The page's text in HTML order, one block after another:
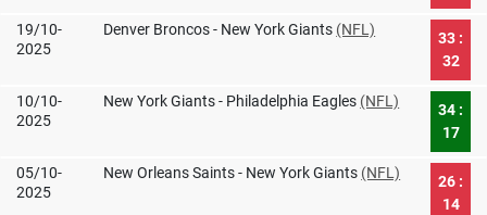
19/10-
2025
Denver Broncos - New York Giants (NFL)
33 :
32
10/10-
2025
New York Giants - Philadelphia Eagles (NFL)
34 :
17
05/10-
2025
New Orleans Saints - New York Giants (NFL)
26 :
14